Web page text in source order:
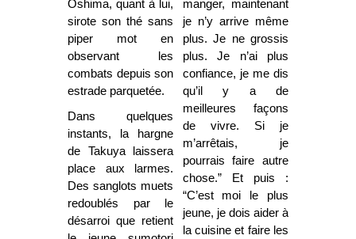
Oshima, quant à lui,
sirote son thé sans
piper mot en
observant les
combats depuis son
estrade parquetée.
Dans quelques
instants, la hargne
de Takuya laissera
place aux larmes.
Des sanglots muets
redoublés par le
désarroi que retient
manger, maintenant
je n’y arrive même
plus. Je ne grossis
plus. Je n’ai plus
confiance, je me dis
qu’il y a de
meilleures façons
de vivre. Si je
m’arrêtais, je
pourrais faire autre
chose.” Et puis :
“C’est moi le plus
jeune, je dois aider à
la cuisine et faire les